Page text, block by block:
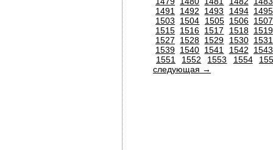
1491
1492 1493 1494 1495
1503
1504 1505 1506 1507
1515 1516 1517 1518 1519
1527
1528 1529 1530 1531
1539 1540 1541 1542
1543
1551
1552 1553 1554
следующая →